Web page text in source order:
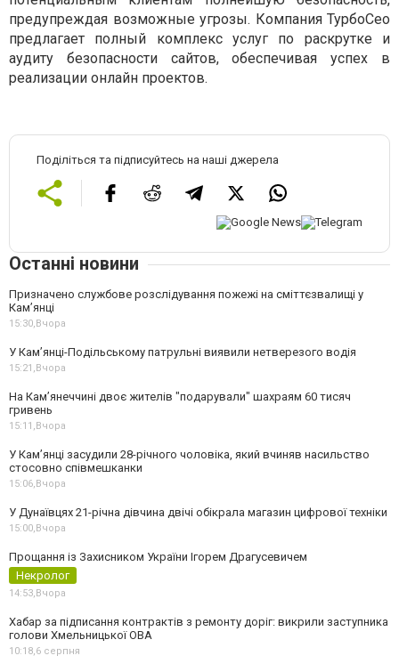
предупреждая возможные угрозы. Компания ТурбоСео
предлагает полный комплекс услуг по раскрутке и
аудиту безопасности сайтов, обеспечивая успех в
реализации онлайн проектов.
Поділіться та підписуйтесь на наші джерела
Останні новини
Призначено службове розслідування пожежі на сміттєзвалищі у
Кам’янці
15:30, Вчора
У Кам’янці-Подільському патрульні виявили нетверезого водія
15:21, Вчора
На Камʼянеччині двоє жителів "подарували" шахраям 60 тисяч
гривень
15:11, Вчора
У Камʼянці засудили 28-річного чоловіка, який вчиняв насильство
стосовно співмешканки
15:06, Вчора
У Дунаївцях 21-річна дівчина двічі обікрала магазин цифрової техніки
15:00, Вчора
Прощання із Захисником України Ігорем Драгусевичем
Некролог
14:53, Вчора
Хабар за підписання контрактів з ремонту доріг: викрили заступника
голови Хмельницької ОВА
10:18,6 серпня